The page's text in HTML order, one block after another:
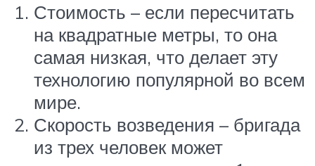
Стоимость – если пересчитать
на квадратные метры, то она
самая низкая, что делает эту
технологию популярной во всем
мире.
Скорость возведения – бригада
из трех человек может